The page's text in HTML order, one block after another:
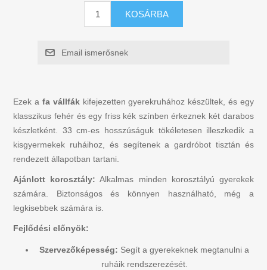
Játékétel / konyha
Játék és tanulás
Zenei hangszerek
Fából készült puzzle gyerekeknek
Játék
KOSÁRBA
Email ismerősnek
Ezek a fa vállfákkifejezetten gyerekruhához készültek, és egy
klasszikus fehér és egy friss kék színben érkeznek két darabos
készletként. 33 cm-es hosszúságuk tökéletesen illeszkedik a
kisgyermekek ruháihoz, és segítenek a gardróbot tisztán és
rendezett állapotban tartani.
Ajánlott korosztály: Alkalmas minden korosztályú gyerekek
számára. Biztonságos és könnyen használható, még a
legkisebbek számára is.
Fejlődési előnyök:
Szervezőképesség: Segít a gyerekeknek megtanulni a
ruháik rendszerezését.